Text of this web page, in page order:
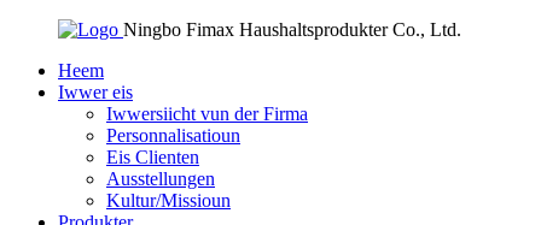
Ningbo Fimax Haushaltsprodukter Co., Ltd.
Heem
Iwwer eis
Iwwersiicht vun der Firma
Personnalisatioun
Eis Clienten
Ausstellungen
Kultur/Missioun